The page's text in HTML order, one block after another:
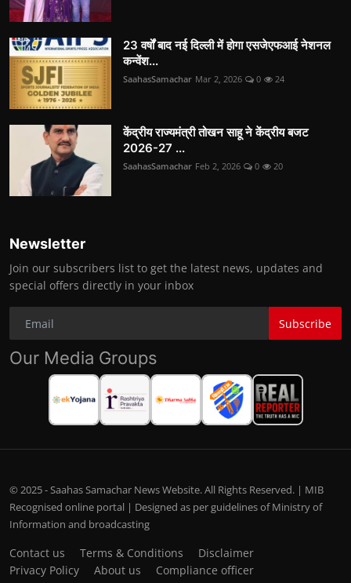
23 वर्षों बाद नई दिल्ली में होगा एसजेएफआई नेशनल
कन्वेंश...
SaahasSamachar Mar 2, 2026 0 24
केंद्रीय राज्यमंत्री तोखन साहू ने केंद्रीय बजट
2026-27 ...
SaahasSamachar Feb 2, 2026 0 20
Newsletter
Join our subscribers list to get the latest news, updates and
special offers directly in your inbox
Subscribe
Our Media Groups
© 2025 - Saahas Samachar News Website. All Rights Reserved. | MIB
Recognised online portal | Designed as per guidelines of Ministry of
Information and broadcasting
Contact us Terms & Conditions
Disclaimer
Privacy Policy
About us Compliance officer